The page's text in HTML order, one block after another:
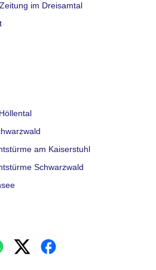
im Dreisamtal
am Kaiserstuhl
Schwarzwald